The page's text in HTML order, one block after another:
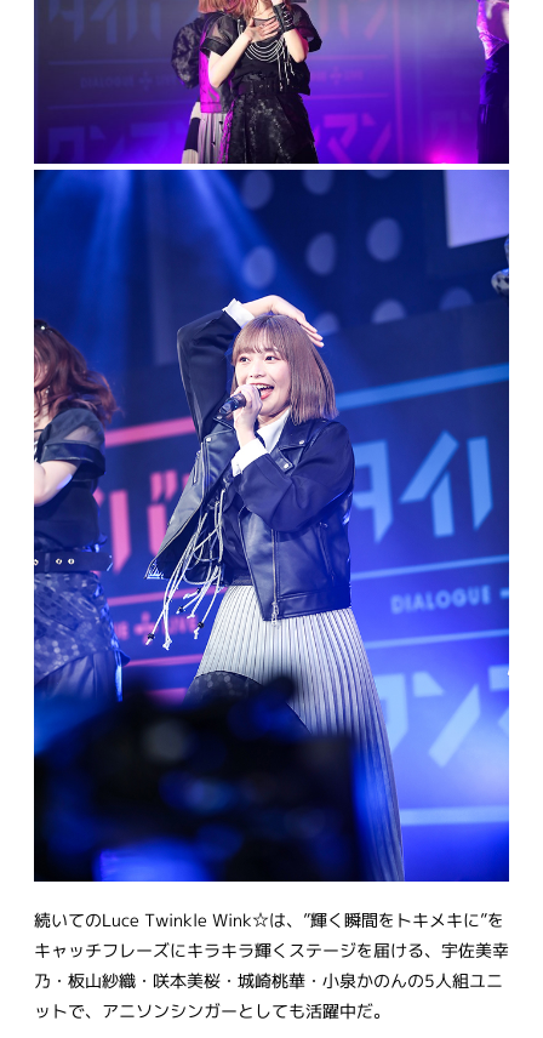
続いてのLuce Twinkle Wink☆は、”輝く瞬間をトキメキに”を
キャッチフレーズにキラキラ輝くステージを届ける、宇佐美幸
乃・板山紗織・咲本美桜・城崎桃華・小泉かのんの5人組ユニ
ットで、アニソンシンガーとしても活躍中だ。